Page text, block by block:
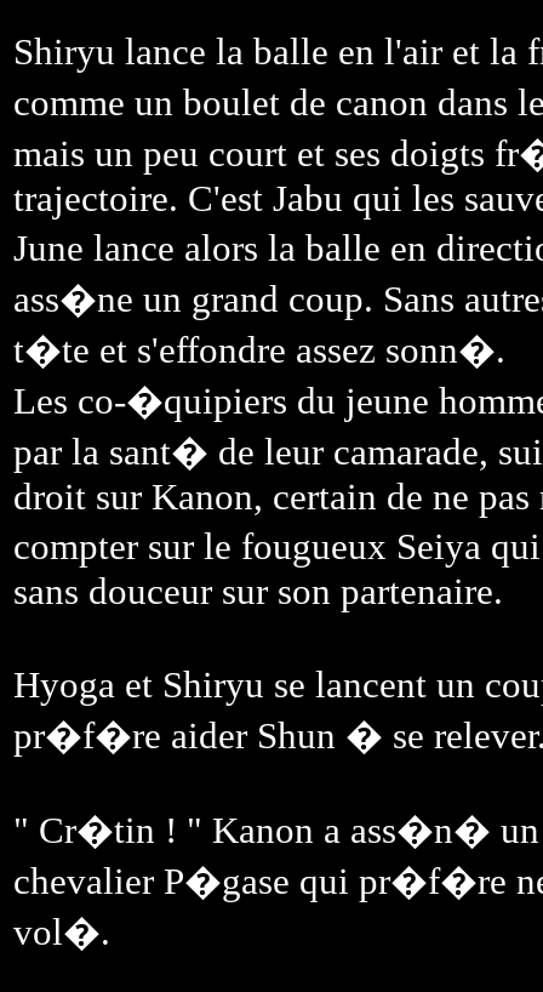
Shiryu lance la balle en l'air et
comme un boulet de canon dans
mais un peu court et ses doigts
trajectoire. C'est Jabu qui les
June lance alors la balle en
ass�ne un grand coup. Sans
t�te et s'effondre assez sonn�.
Les co-�quipiers du jeune
par la sant� de leur camarade,
droit sur Kanon, certain de ne
compter sur le fougueux Seiya
sans douceur sur son partenaire.
Hyoga et Shiryu se lancent un
pr�f�re aider Shun � se
" Cr�tin ! " Kanon a ass�n� un
chevalier P�gase qui pr�f�re ne
vol�.